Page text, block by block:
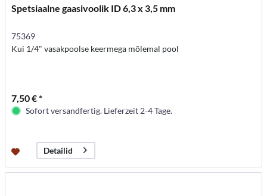
Spetsiaalne gaasivoolik ID 6,3 x 3,5 mm
75369
Kui 1/4" vasakpoolse keermega mõlemal pool
7,50 € *
Sofort versandfertig. Lieferzeit 2-4 Tage.
Detailid